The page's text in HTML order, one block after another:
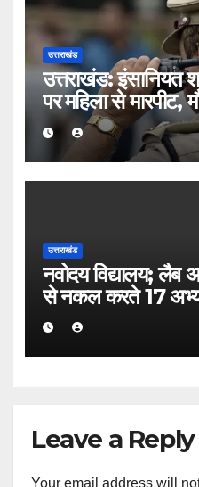
उत्तराखंड
उत्तराखंड: इंसानियत
पर महिला से मारपीट,
पर हत्या का मुकदमा
उत्तराखंड
नवोदय विद्यालय; लैब
से नकल करते 17
Leave a Reply
Your email address will